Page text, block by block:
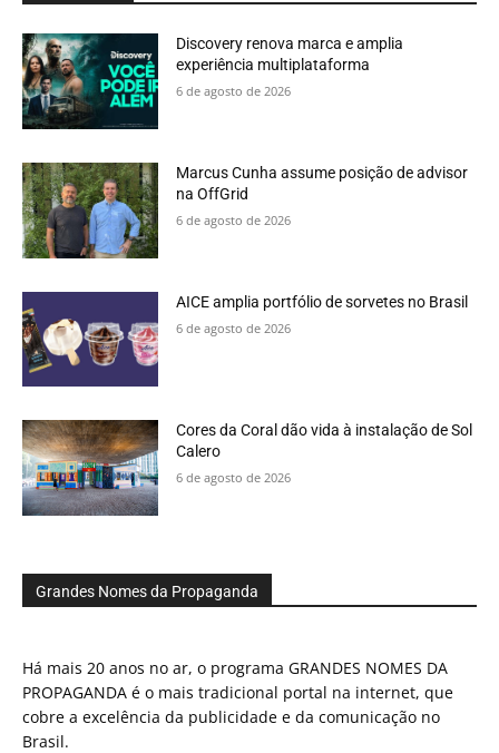
Discovery renova marca e amplia
experiência multiplataforma
6 de agosto de 2026
Marcus Cunha assume posição de advisor
na OffGrid
6 de agosto de 2026
AICE amplia portfólio de sorvetes no Brasil
6 de agosto de 2026
Cores da Coral dão vida à instalação de Sol
Calero
6 de agosto de 2026
Grandes Nomes da Propaganda
Há mais 20 anos no ar, o programa GRANDES NOMES DA
PROPAGANDA é o mais tradicional portal na internet, que
cobre a excelência da publicidade e da comunicação no
Brasil.